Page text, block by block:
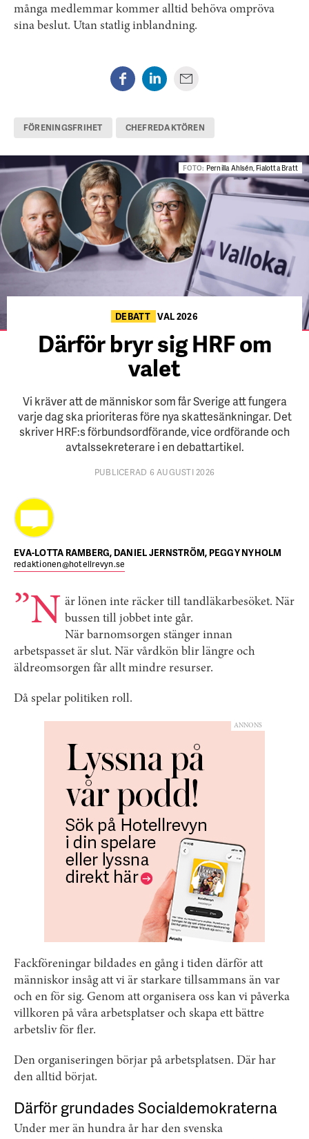
många medlemmar kommer alltid behöva ompröva
sina beslut. Utan statlig inblandning.
FÖRENINGSFRIHET CHEFREDAKTÖREN
FOTO: Pernilla Ahlsén, Fialotta Bratt
DEBATT VAL 2026
Därför bryr sig HRF om
valet
Vi kräver att de människor som får Sverige att fungera
varje dag ska prioriteras före nya skattesänkningar. Det
skriver HRF:s förbundsordförande, vice ordförande och
avtalssekreterare i en debattartikel.
PUBLICERAD 6 AUGUSTI 2026
EVA-LOTTA RAMBERG, DANIEL JERNSTRÖM, PEGGY NYHOLM
redaktionen@hotellrevyn.se
”N
är lönen inte räcker till tandläkarbesöket. När
bussen till jobbet inte går.
När barnomsorgen stänger innan
arbetspasset är slut. När vårdkön blir längre och
äldreomsorgen får allt mindre resurser.
Då spelar politiken roll.
ANNONS
Fackföreningar bildades en gång i tiden därför att
människor insåg att vi är starkare tillsammans än var
och en för sig. Genom att organisera oss kan vi påverka
villkoren på våra arbetsplatser och skapa ett bättre
arbetsliv för fler.
Den organiseringen börjar på arbetsplatsen. Där har
den alltid börjat.
Därför grundades Socialdemokraterna
Under mer än hundra år har den svenska